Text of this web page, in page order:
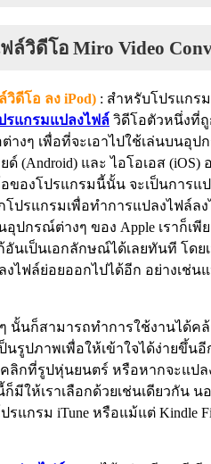
วิดีโอ ลง iPod) : สำหรับโปรแกร
รแกรมแปลงไฟล์ วิดีโอตัวหนึ่งที่
งๆ เพื่อที่จะเอาไปใช้เล่นบนอุป
และ ไอโอเอส (iOS)
ของโปรแกรมนี้นั้น จะเป็นการแ
ปรแกรมเพื่อทำการแปลงไฟล์ลง
อุปกรณ์ต่างๆ ของ Apple เราก็เ
นเป็นเอกลักษณ์ได้เลยทันที โดย
ฟล์ย่อยออกไปได้อีก อย่างเช่นแ
นก็สามารถทำการใช้งานได้ค
นรูปภาพเพื่อให้เข้าใจได้ง่ายขึ้น
คลิกที่รูปหุ่นยนตร์ หรือหากจะแป
มีให้เราเลือกด้วยเช่นเดียวกัน
กรม iTune หรือแม้แต่ Kindle